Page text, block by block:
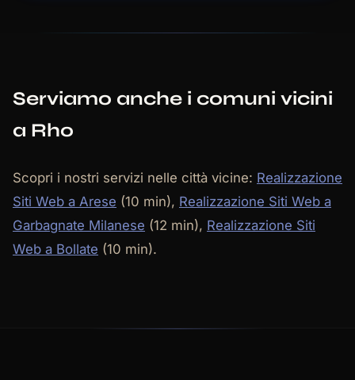
Serviamo anche i comuni vicini
a Rho
Scopri i nostri servizi nelle città vicine: Realizzazione
Siti Web a Arese (10 min), Realizzazione Siti Web a
Garbagnate Milanese (12 min), Realizzazione Siti
Web a Bollate (10 min).